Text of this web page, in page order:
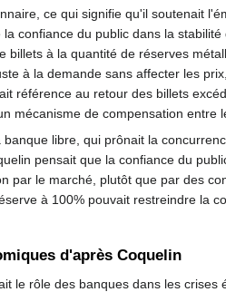
ce qui signifie qu'il soutenait
confiance du public dans la
billets à la quantité de réserves
à la demande sans affecter les
référence au retour des billets
mécanisme de compensation entre
libre, qui prônait la
pensait que la confiance du
par le marché, plutôt que par des
à 100% pouvait restreindre la
d'après Coquelin
le rôle des banques dans les crises